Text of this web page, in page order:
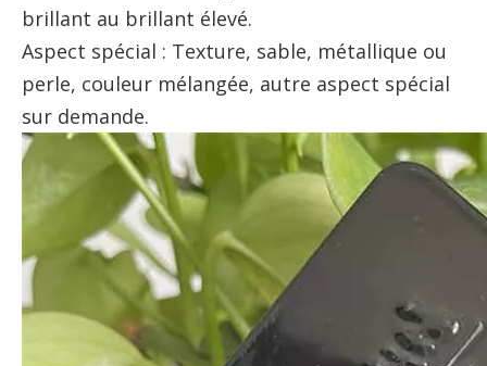
brillant au brillant élevé.
Aspect spécial : Texture, sable, métallique ou
perle, couleur mélangée, autre aspect spécial
sur demande.